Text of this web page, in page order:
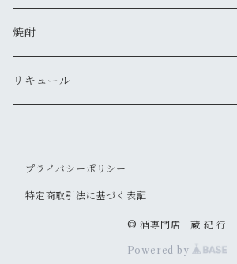
真澄
夜明け前
帰山
ドメーヌ・コーセイ
安曇野ワイナリー
焼酎
千曲錦・帰山
リキュール
その他
プライバシーポリシー
特定商取引法に基づく表記
© 酒専門店 蔵 紀 行
Powered by